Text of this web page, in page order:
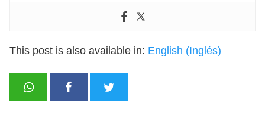
This post is also available in: English (Inglés)